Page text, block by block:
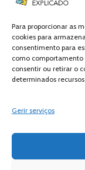
Para proporcionar as
cookies para
consentimento para
como comportamento
consentir ou retirar o
determinados
Gerir serviços
Fica a
Spam,